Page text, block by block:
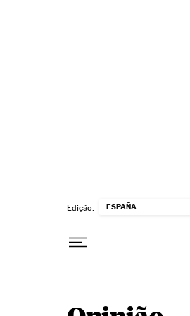
Edição: ESPAÑA